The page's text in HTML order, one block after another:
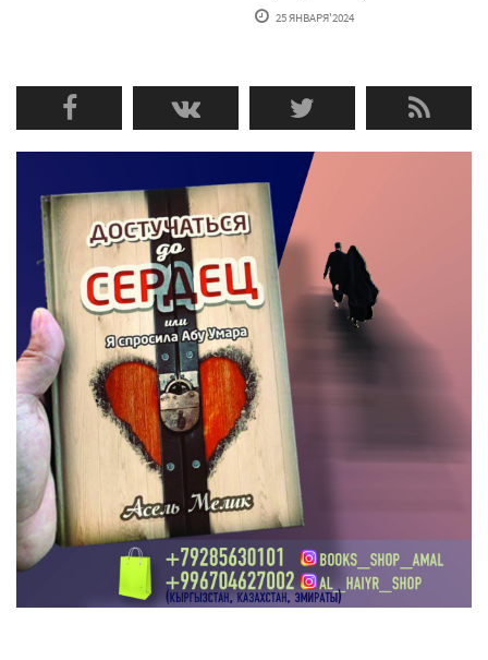
25 ЯНВАРЯ'2024